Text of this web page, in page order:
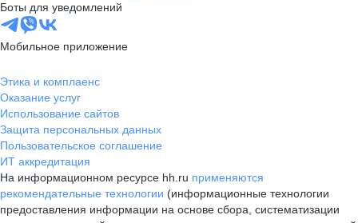
Боты для уведомлений
Мобильное приложение
Этика и комплаенс
Оказание услуг
Использование сайтов
Защита персональных данных
Пользовательское соглашение
ИТ аккредитация
На информационном ресурсе hh.ru применяются
рекомендательные технологии (информационные технологии
предоставления информации на основе сбора, систематизации